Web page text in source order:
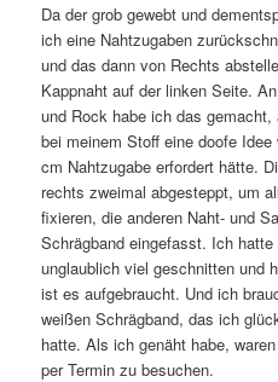
Da der grob gewebt und
ich eine Nahtzugaben
und das dann von Rechts
Kappnaht auf der linken Seite.
und Rock habe ich das
bei meinem Stoff eine doofe
cm Nahtzugabe erfordert hätte.
rechts zweimal abgesteppt, um
fixieren, die anderen Naht- und
Schrägband eingefasst. Ich
unglaublich viel geschnitten und
ist es aufgebraucht. Und ich
weißen Schrägband, das ich
hatte. Als ich genäht habe,
per Termin zu besuchen.